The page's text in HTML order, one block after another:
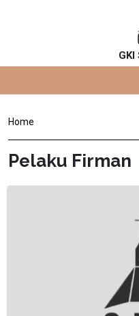
GKI
Home
Pelaku Firman